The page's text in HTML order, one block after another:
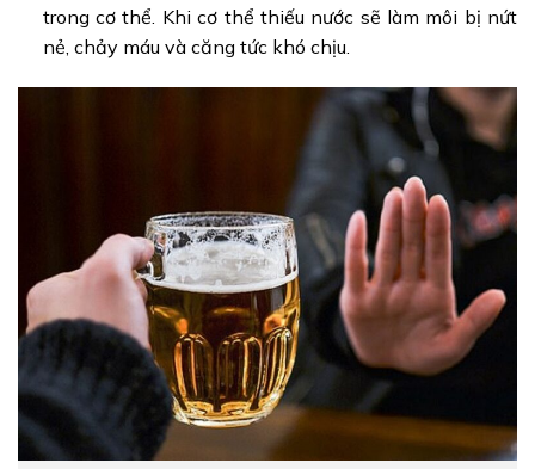
trong cơ thể. Khi cơ thể thiếu nước sẽ làm môi bị nứt
nẻ, chảy máu và căng tức khó chịu.